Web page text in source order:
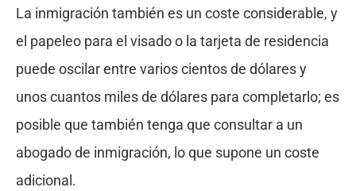
La inmigración también es un coste considerable, y
el papeleo para el visado o la tarjeta de residencia
puede oscilar entre varios cientos de dólares y
unos cuantos miles de dólares para completarlo; es
posible que también tenga que consultar a un
abogado de inmigración, lo que supone un coste
adicional.